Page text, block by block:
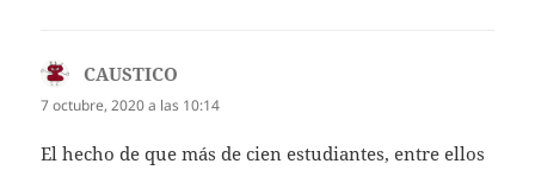
CAUSTICO
7 octubre, 2020 a las 10:14
El hecho de que más de cien estudiantes, entre ellos